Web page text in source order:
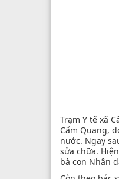
Trạm Y tế xã
Cẩm Quang,
nước. Ngay
sửa chữa.
bà con Nhân